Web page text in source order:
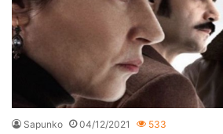
Sapunko 04/12/2021 533